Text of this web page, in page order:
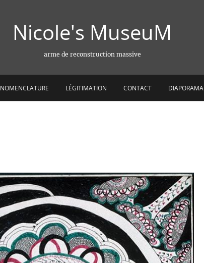
Nicole's MuseuM
arme de reconstruction massive
NOMENCLATURE LÉGITIMATION CONTACT DIAPORAMA